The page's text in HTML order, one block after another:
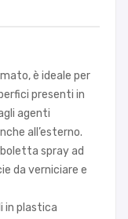
è ideale per
presenti in
agenti
all’esterno.
spray ad
da verniciare e
in plastica